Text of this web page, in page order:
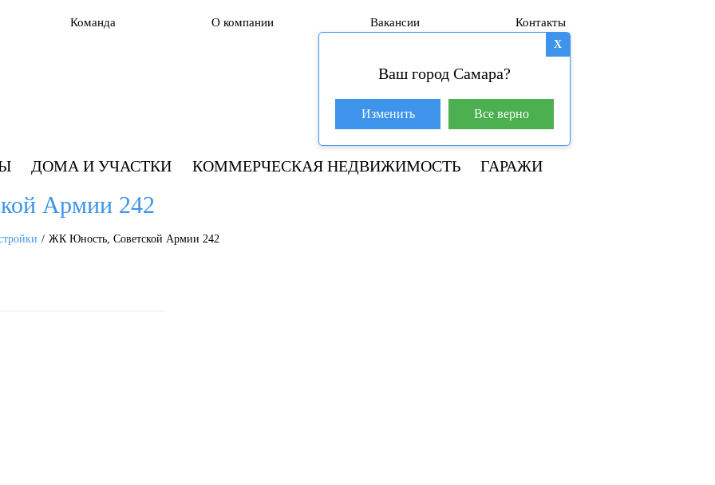
Команда О компании Вакансии Контакты
База покупателей (602)
+7 917 145-78-45
ДОМА И УЧАСТКИ КОММЕРЧЕСКАЯ НЕДВИЖИМОСТЬ ГАРАЖИ
X
Ваш город Самара?
Изменить Все верно
Армии 242
ЖК Юность, Советской Армии 242